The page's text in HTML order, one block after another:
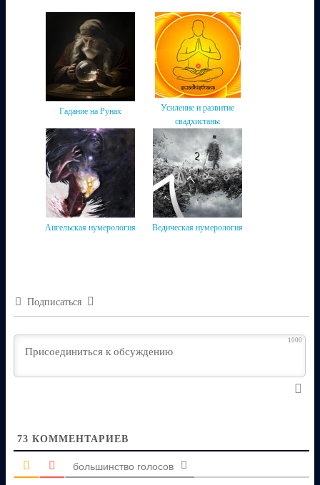
Гадание на Рунах
Усиление и развитие
свадхистаны
Ангельская нумерология Ведическая нумерология
Подписаться
1000
73 КОММЕНТАРИЕВ
большинство голосов